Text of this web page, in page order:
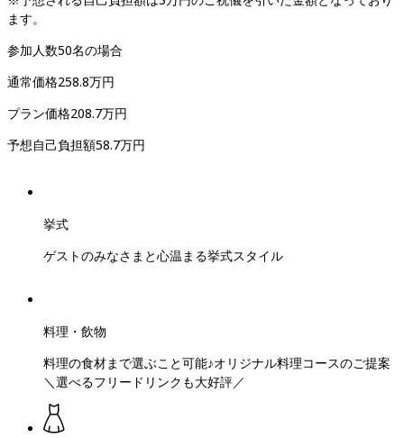
ます。
参加人数50名の場合
通常価格258.8万円
プラン価格208.7万円
予想自己負担額58.7万円
挙式
ゲストのみなさまと心温まる挙式スタイル
料理・飲物
料理の食材まで選ぶこと可能♪オリジナル料理コースのご提案
＼選べるフリードリンクも大好評／